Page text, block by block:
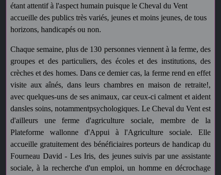
étant attentif à l'aspect humain puisque le Cheval du Vent
accueille des publics très variés, jeunes et moins jeunes, de tous
horizons, handicapés ou non.
Chaque semaine, plus de 130 personnes viennent à la ferme, des
groupes et des particuliers, des écoles et des institutions, des
crèches et des homes. Dans ce demier cas, la ferme rend en effet
visite aux aînés, dans leurs chambres en maison de retraite!,
avec quelques-uns de ses animaux, car ceux-ci calment et aident
dansles soins, notammentpsychologiques. Le Cheval du Vent est
d'ailleurs une ferme d'agriculture sociale, membre de la
Plateforme wallonne d'Appui à l'Agriculture sociale. Elle
accueille gratuitement des bénéficiaires porteurs de handicap du
Fourneau David - Les Iris, des jeunes suivis par une assistante
sociale, à la recherche d'un emploi, un homme en décrochage